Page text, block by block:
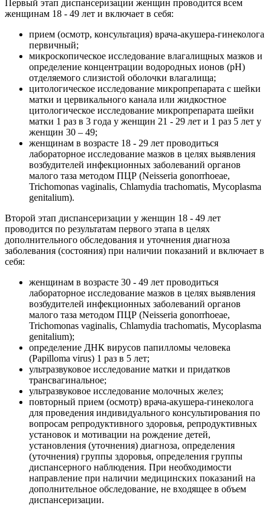
Первый этап диспансеризации женщин проводится всем
женщинам 18 - 49 лет и включает в себя:
прием (осмотр, консультация) врача-акушера-гинеколога
первичный;
микроскопическое исследование влагалищных мазков и
определение концентрации водородных ионов (pH)
отделяемого слизистой оболочки влагалища;
цитологическое исследование микропрепарата с шейки
матки и цервикального канала или жидкостное
цитологическое исследование микропрепарата шейки
матки 1 раз в 3 года у женщин 21 - 29 лет и 1 раз 5 лет у
женщин 30 – 49;
женщинам в возрасте 18 - 29 лет проводиться
лабораторное исследование мазков в целях выявления
возбудителей инфекционных заболеваний органов
малого таза методом ПЦР (Neisseria gonorrhoeae,
Trichomonas vaginalis, Chlamydia trachomatis, Mycoplasma
genitalium).
Второй этап диспансеризации у женщин 18 - 49 лет
проводится по результатам первого этапа в целях
дополнительного обследования и уточнения диагноза
заболевания (состояния) при наличии показаний и включает в
себя:
женщинам в возрасте 30 - 49 лет проводиться
лабораторное исследование мазков в целях выявления
возбудителей инфекционных заболеваний органов
малого таза методом ПЦР (Neisseria gonorrhoeae,
Trichomonas vaginalis, Chlamydia trachomatis, Mycoplasma
genitalium);
определение ДНК вирусов папилломы человека
(Papilloma virus) 1 раз в 5 лет;
ультразвуковое исследование матки и придатков
трансвагинальное;
ультразвуковое исследование молочных желез;
повторный прием (осмотр) врача-акушера-гинеколога
для проведения индивидуального консультирования по
вопросам репродуктивного здоровья, репродуктивных
установок и мотивации на рождение детей,
установления (уточнения) диагноза, определения
(уточнения) группы здоровья, определения группы
диспансерного наблюдения. При необходимости
направление при наличии медицинских показаний на
дополнительное обследование, не входящее в объем
диспансеризации.